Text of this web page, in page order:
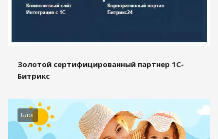
Золотой сертифицированный партнер 1С-
Битрикс
Блог